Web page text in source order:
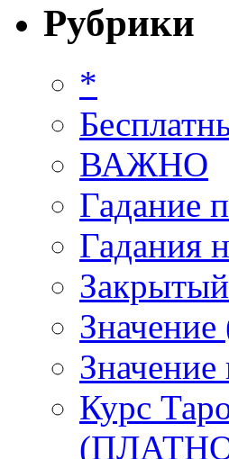
Рубрики
*
ВАЖНО
Гадание
Гадания
Значение
Значение
Курс